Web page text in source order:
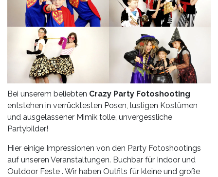
Bei unserem beliebten Crazy Party Fotoshooting
entstehen in verrücktesten Posen, lustigen Kostümen
und ausgelassener Mimik tolle, unvergessliche
Partybilder!
Hier einige Impressionen von den Party Fotoshootings
auf unseren Veranstaltungen. Buchbar für Indoor und
Outdoor Feste . Wir haben Outfits für kleine und große